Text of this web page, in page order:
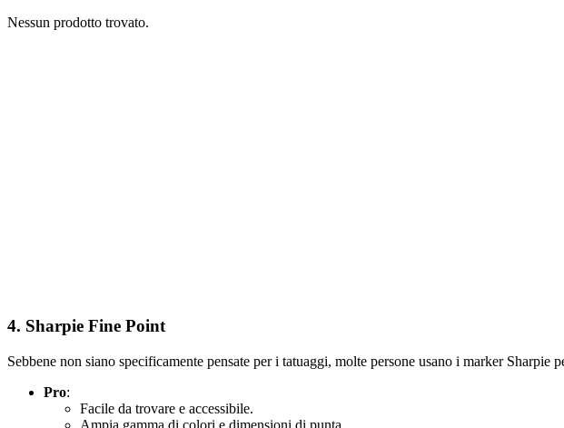
Nessun prodotto trovato.
4. Sharpie Fine Point
Sebbene non siano specificamente pensate per i tatuaggi, molte persone usano i marker
Pro:
Facile da trovare e accessibile.